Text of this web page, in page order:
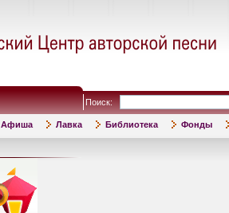
Поиск:
Афиша Лавка Библиотека Фонды